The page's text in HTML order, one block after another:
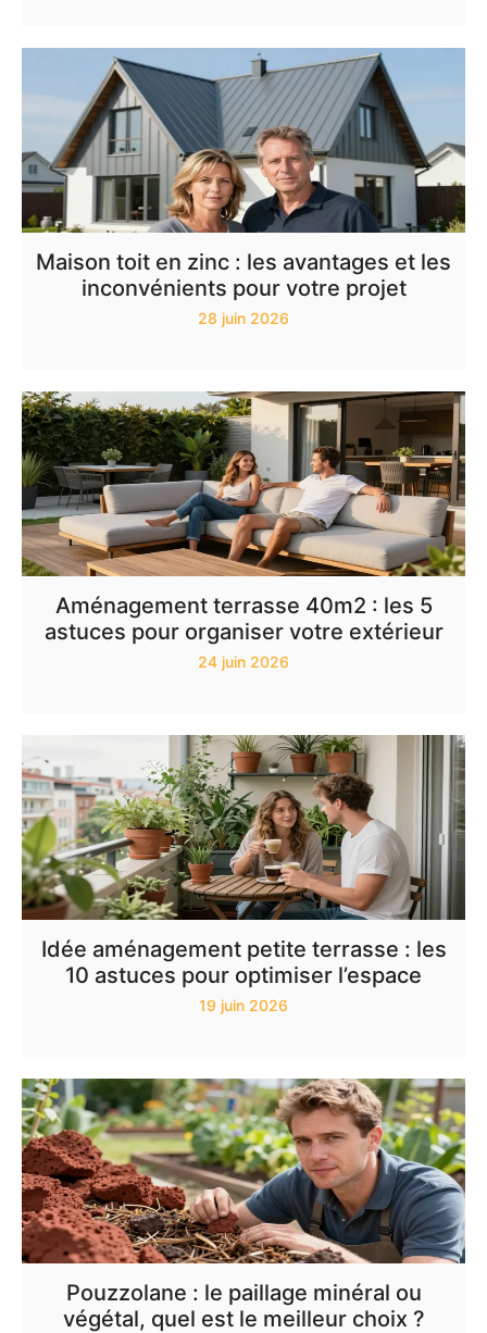
Maison toit en zinc : les avantages et les
inconvénients pour votre projet
28 juin 2026
Aménagement terrasse 40m2 : les 5
astuces pour organiser votre extérieur
24 juin 2026
Idée aménagement petite terrasse : les
10 astuces pour optimiser l’espace
19 juin 2026
Pouzzolane : le paillage minéral ou
végétal, quel est le meilleur choix ?